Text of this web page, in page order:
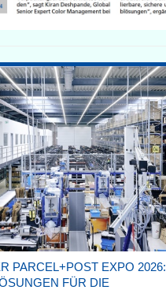
PARCEL+POST EXPO 2026:
FÜR DIE